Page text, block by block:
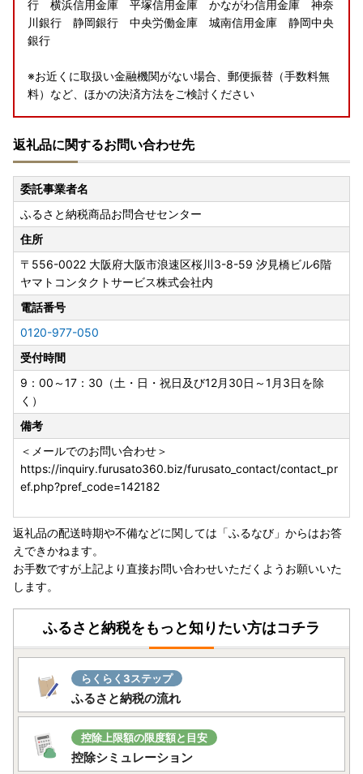
行 横浜信用金庫 平塚信用金庫 かながわ信用金庫 神奈
川銀行 静岡銀行 中央労働金庫 城南信用金庫 静岡中央
銀行
※お近くに取扱い金融機関がない場合、郵便振替（手数料無
料）など、ほかの決済方法をご検討ください
返礼品に関するお問い合わせ先
委託事業者名
ふるさと納税商品お問合せセンター
住所
〒556-0022 大阪府大阪市浪速区桜川3-8-59 汐見橋ビル6階
ヤマトコンタクトサービス株式会社内
電話番号
0120-977-050
受付時間
9：00～17：30（土・日・祝日及び12月30日～1月3日を除
く）
備考
＜メールでのお問い合わせ＞
https://inquiry.furusato360.biz/furusato_contact/contact_pr
ef.php?pref_code=142182
返礼品の配送時期や不備などに関しては「ふるなび」からはお答
えできかねます。
お手数ですが上記より直接お問い合わせいただくようお願いいた
します。
ふるさと納税をもっと知りたい方はコチラ
らくらく3ステップ
ふるさと納税の流れ
控除上限額の限度額と目安
控除シミュレーション